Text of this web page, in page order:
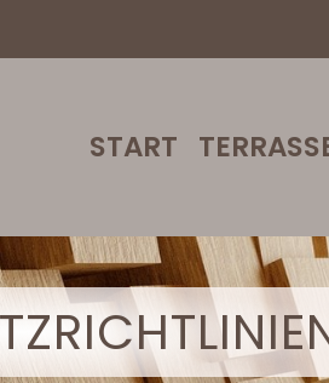
START